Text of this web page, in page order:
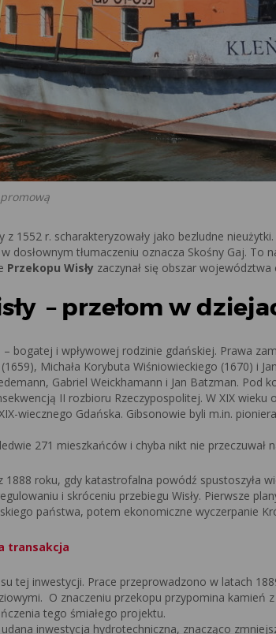
z 1552 r. scharakteryzowały jako bezludne
dosłownym tłumaczeniu oznacza Skośny Gaj. To
Przekopu Wisły zaczynał się obszar województwa
– przełom w
bogatej i wpływowej rodzinie gdańskiej. Prawa
Michała Korybuta Wiśniowieckiego (1670) i
Gabriel Weickhamann i Jan Batzman. Pod
II rozbioru Rzeczypospolitej. W XIX wieku
wiecznego Gdańska. Gibsonowie byli m.in.
271 mieszkańców i chyba nikt nie przeczuwał
1888 roku, gdy katastrofalna powódź spustoszyła
i skróceniu przebiegu Wisły. Pierwsze
państwa, potem ekonomiczne wyczerpanie
transakcja
tej inwestycji. Prace przeprowadzono w latach
O znaczeniu przekopu przypomina kamień
tego śmiałego projektu.
inwestycja hydrotechniczna, znacząco